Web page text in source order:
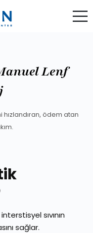
Lenf
ödem atan
sıvının
sağlar.